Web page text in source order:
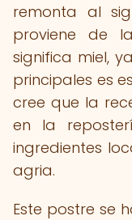
remonta al
proviene de
significa miel,
principales es
cree que la
en la
ingredientes
agria.
Este postre se